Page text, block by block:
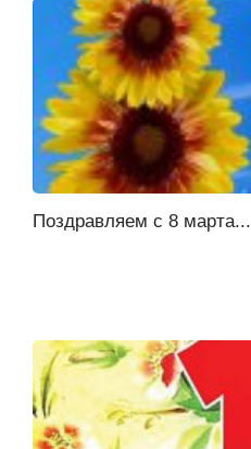
Поздравляем с 8 марта...